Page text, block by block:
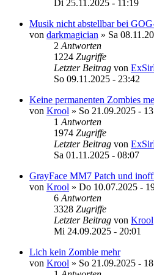
Di 25.11.2025 - 11:19
Musik nicht abstellbar bei
von darkmagician » Sa
2 Antworten
1224 Zugriffe
Letzter Beitrag von
So 09.11.2025 - 23:42
Keine permanenten Zombies
von Krool » So 21.09.2025 -
1 Antworten
1974 Zugriffe
Letzter Beitrag von
Sa 01.11.2025 - 08:07
GrayFace MM7 Patch und
von Krool » Do 10.07.2025 -
6 Antworten
3328 Zugriffe
Letzter Beitrag von Krool
Mi 24.09.2025 - 20:01
Lich kein Zombie mehr
von Krool » So 21.09.2025 -